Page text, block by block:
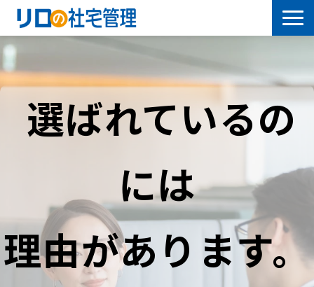
借上社宅プラン
導入事例
社宅について学ぶ
よくあるご質問
選ばれているの
には
理由があります。